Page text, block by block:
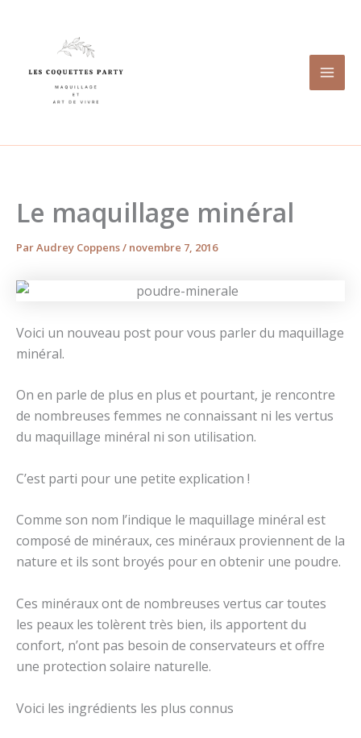
Le maquillage minéral
ParAudrey Coppens/ novembre 7, 2016
Voici un nouveau post pour vous parler du maquillage
minéral.
On en parle de plus en plus et pourtant, je rencontre
de nombreuses femmes ne connaissant ni les vertus
du maquillage minéral ni son utilisation.
C’est parti pour une petite explication !
Comme son nom l’indique le maquillage minéral est
composé de minéraux, ces minéraux proviennent de la
nature et ils sont broyés pour en obtenir une poudre.
Ces minéraux ont de nombreuses vertus car toutes
les peaux les tolèrent très bien, ils apportent du
confort, n’ont pas besoin de conservateurs et offre
une protection solaire naturelle.
Voici les ingrédients les plus connus